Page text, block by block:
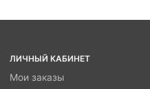
ЛИЧНЫЙ КАБИНЕТ
Мои заказы